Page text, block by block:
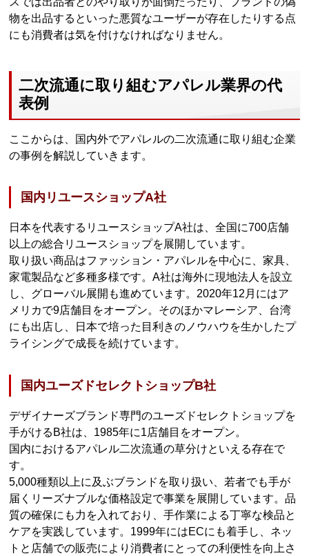
物を出品するといった悪質なユーザーが存在したりする点
にも消費者は気を付けなければなりません。
二次流通に取り組むアパレル業界の代
表例
ここからは、国内外でアパレルの二次流通に取り組む企業
の事例を解説していきます。
国内リユースショップA社
日本を代表するリユースショップA社は、全国に700店舗
以上の総合リユースショップを展開しています。
取り扱い商品はファッション・アパレルを中心に、家具、
家電製品など多種多様です。A社は海外に現地法人を設立
し、グローバル展開も進めています。2020年12月にはア
メリカで9店舗目をオープン。そのほかマレーシア、台湾
にも出店し、日本で培った目利きのノウハウを生かしたプ
ライシングで成長を続けています。
国内ユーズドセレクトショップB社
デザイナーズブランド専門のユーズドセレクトショップを
手がけるB社は、1985年に1店舗目をオープン。
国内におけるアパレル二次流通の草分けといえる存在で
す。
5,000種類以上に及ぶブランドを取り扱い、若者でも手が
届くリーズナブルな価格設定で事業を展開しています。品
質の確保にも力を入れており、手作業による丁寧な検品と
ケアを実践しています。1999年にはECにも着手し、ネッ
トと店舗での販売により消費者にとっての利便性を向上さ